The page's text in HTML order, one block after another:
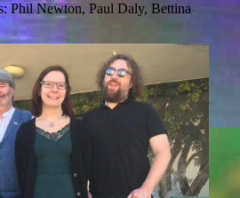
Phil Newton, Paul Daly, Bettina